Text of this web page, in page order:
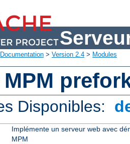
Documentation > Version 2.4 > Modules
Disponibles:
Implémente un serveur web avec
MPM